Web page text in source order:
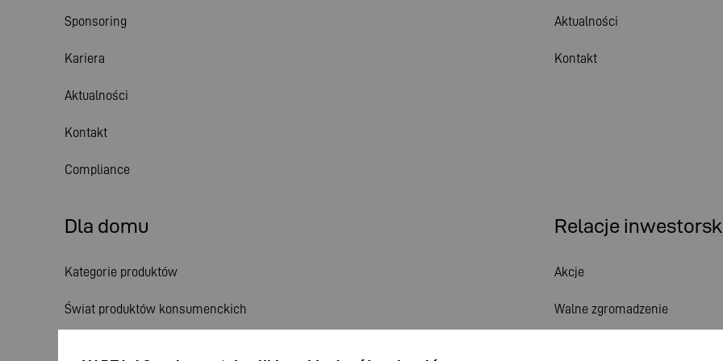
Sponsoring
Kariera
Aktualności
Kontakt
Compliance
Dla domu
Kategorie produktów
Świat produktów konsumenckich
Aktualności
Kontakt
Relacje
Akcje
Walne zgromadzenie